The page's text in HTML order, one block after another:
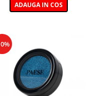
ADAUGA IN COS